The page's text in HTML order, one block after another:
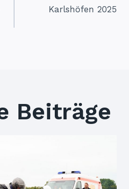
Karlshöfen 2025
Beiträge